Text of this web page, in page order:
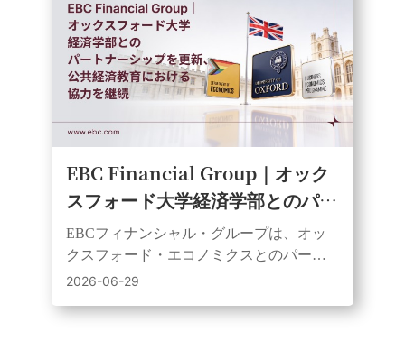
EBC Financial Group｜オック
スフォード大学経済学部とのパー
トナーシップを更新、公共経済教
育における協力を継続
EBCフィナンシャル・グループは、オッ
クスフォード・エコノミクスとのパート
ナーシップを3年間更新し、ウェビナーや
2026-06-29